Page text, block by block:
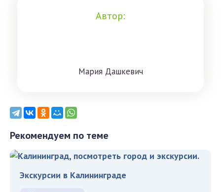
Автор:
Мaрия Дaшкeвич
Рекомендуем по теме
Экскурсии в Калининграде